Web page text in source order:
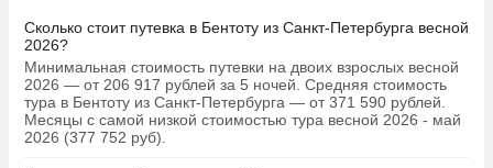
Сколько стоит путевка в Бентоту из Санкт-Петербурга весной
2026?
Минимальная стоимость путевки на двоих взрослых весной
2026 — от 206 917 рублей за 5 ночей. Средняя стоимость
тура в Бентоту из Санкт-Петербурга — от 371 590 рублей.
Месяцы с самой низкой стоимостью тура весной 2026 - май
2026 (377 752 руб).